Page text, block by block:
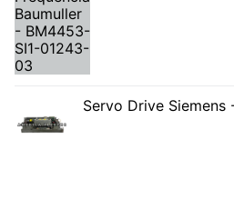
Servo Drive Siemens